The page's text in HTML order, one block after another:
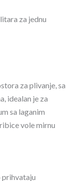
za jednu
za plivanje, sa
idealan je za
sa laganim
vole mirnu
prihvataju